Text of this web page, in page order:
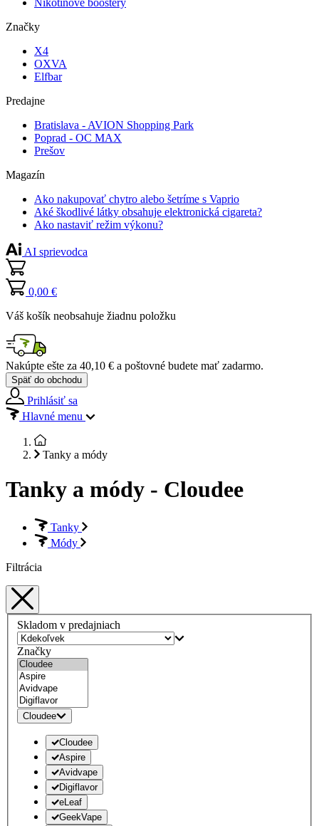
Značky
X4
OXVA
Elfbar
Predajne
Bratislava - AVION Shopping Park
Poprad - OC MAX
Prešov
Magazín
Ako nakupovať chytro alebo šetríme s Vaprio
Aké škodlivé látky obsahuje elektronická cigareta?
Ako nastaviť režim výkonu?
AI sprievodca
0,00 €
Váš košík neobsahuje žiadnu položku
Nakúpte ešte za 40,10 € a poštovné budete mať zadarmo.
Späť do obchodu
Prihlásiť sa
Hlavné menu
Tanky a módy
Tanky a módy - Cloudee
Tanky
Módy
Filtrácia
Skladom v predajniach
Značky
Cloudee
Cloudee
Aspire
Avidvape
Digiflavor
eLeaf
GeekVape